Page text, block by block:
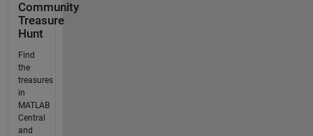
Community
Treasure
Hunt
Find
the
treasures
in
MATLAB
Central
and